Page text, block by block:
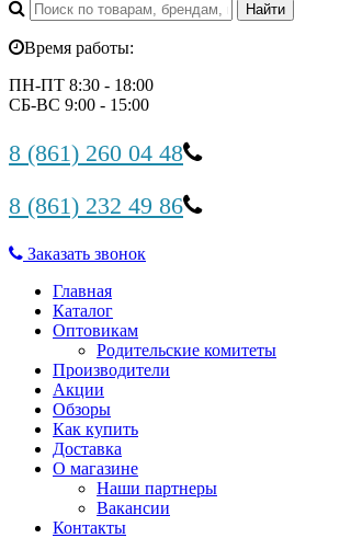
Время работы:
ПН-ПТ 8:30 - 18:00
СБ-ВС 9:00 - 15:00
8 (861) 260 04 48
8 (861) 232 49 86
Заказать звонок
Главная
Каталог
Оптовикам
Родительские комитеты
Производители
Акции
Обзоры
Как купить
Доставка
О магазине
Наши партнеры
Вакансии
Контакты